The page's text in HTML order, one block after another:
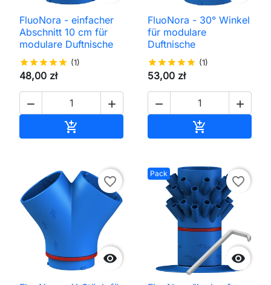
FluoNora - einfacher
Abschnitt 10 cm für
modulare Duftnische
starstarstarstarstar (1)
48,00 zł
 

FluoNora - 30° Winkel
für modulare
Duftnische
starstarstarstarstar (1)
53,00 zł
 


favorite_border
Pack

favorite_border